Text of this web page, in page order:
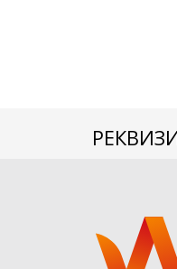
Адрес салона:
пр-т, д. 25